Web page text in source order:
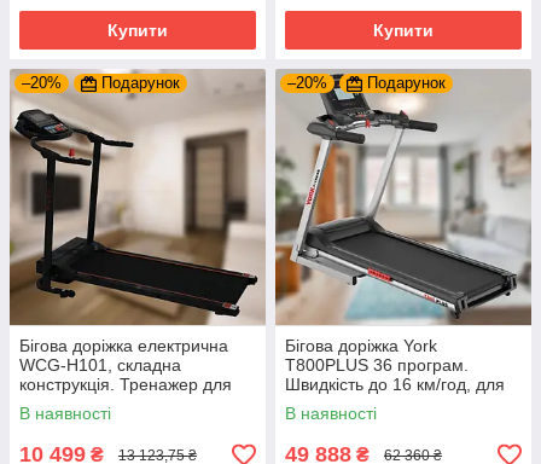
Купити Купити
–20% Подарунок
Бігова доріжка електрична
WCG-H101, складна
конструкція. Тренажер для
використання вдома або
спортзалі
В наявності
10 499 ₴ 13 123,75 ₴
–20% Подарунок
Бігова доріжка York
T800PLUS 36 програм.
Швидкість до 16 км/год, для
тренувань в будинку або
спортзалу
В наявності
49 888 ₴ 62 360 ₴